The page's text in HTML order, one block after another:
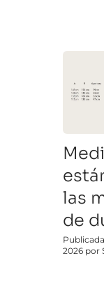
las
de
2026 por